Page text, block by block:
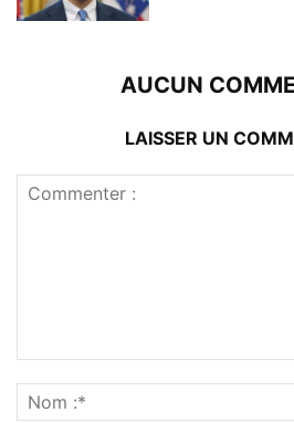
AUCUN
LAISSER UN